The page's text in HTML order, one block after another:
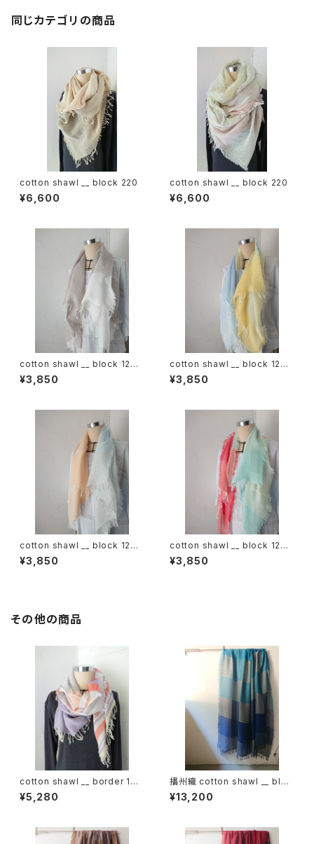
同じカテゴリの商品
cotton shawl __ block 220
¥6,600
cotton shawl __ block 220
¥6,600
cotton shawl __ block 120
白木蓮w
¥3,850
cotton shawl __ block 120
天泣w
¥3,850
cotton shawl __ block 120
朝朗w
¥3,850
cotton shawl __ block 120
春曙w
¥3,850
その他の商品
cotton shawl __ border 160
倒景w
¥5,280
播州織 cotton shawl __ bloc
k 220-120 深海GK
¥13,200